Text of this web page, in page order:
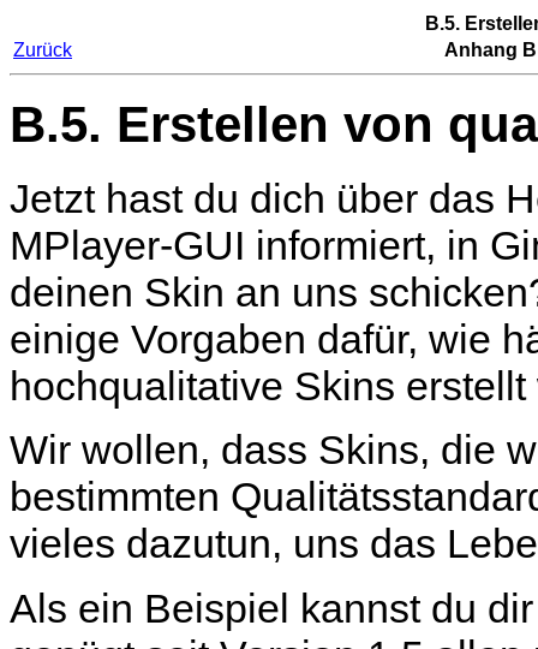
B.5.
Zurück
Anhang
B.5. Erstellen von
Jetzt hast du dich über das
MPlayer-GUI informiert, in
deinen Skin an uns
einige Vorgaben dafür, wie
hochqualitative Skins
Wir wollen, dass Skins, die
bestimmten
vieles dazutun, uns das
Als ein Beispiel kannst du